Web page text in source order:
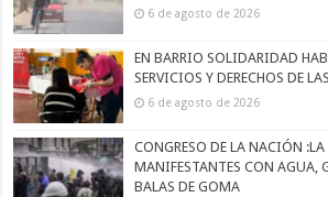
6 de agosto de 2026
EN BARRIO SOLIDARIDAD
SERVICIOS Y DERECHOS DE
6 de agosto de 2026
CONGRESO DE LA NACIÓN
MANIFESTANTES CON AGUA,
BALAS DE GOMA